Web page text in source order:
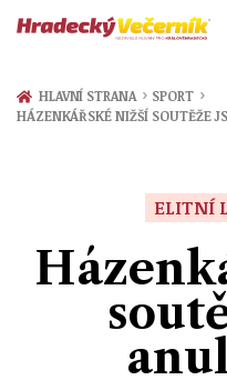
Zprávy
HLAVNÍ STRANA › SPORT ›
HÁZENKÁŘSKÉ NIŽŠÍ SOUTĚŽE
ELITNÍ